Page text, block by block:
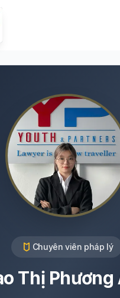
Chuyên viên pháp lý
Thị Phương